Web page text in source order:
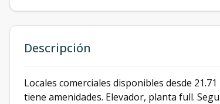
Descripción
Locales comerciales disponibles desde
tiene amenidades. Elevador, planta full.